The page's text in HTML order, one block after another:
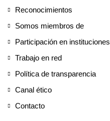
Reconocimientos
Somos miembros de
Participación en instituciones
Trabajo en red
Política de transparencia
Canal ético
Contacto